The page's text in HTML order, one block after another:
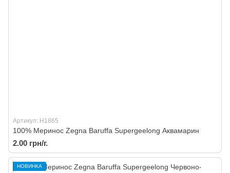
Артикул: H1865
100% Меринос Zegna Baruffa Supergeelong Аквамарин
2.00 грн/г.
НОВИНКА